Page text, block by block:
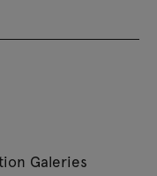
Galeries